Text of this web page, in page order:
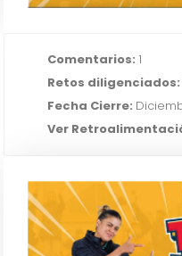
Comentarios: 1
Retos diligenciados:
Fecha Cierre:
Ver